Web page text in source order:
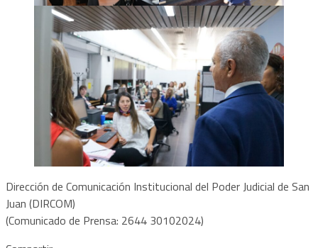
Dirección de Comunicación Institucional del Poder Judicial de San
Juan (DIRCOM)
(Comunicado de Prensa: 2644 30102024)